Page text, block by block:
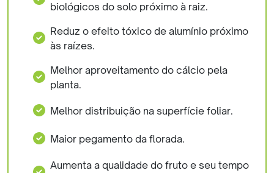
biológicos do solo próximo à raiz.
Reduz o efeito tóxico de alumínio próximo
às raízes.
Melhor aproveitamento do cálcio pela
planta.
Melhor distribuição na superfície foliar.
Maior pegamento da florada.
Aumenta a qualidade do fruto e seu tempo